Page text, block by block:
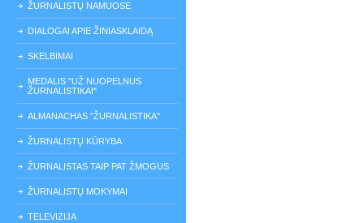
ŽURNALISTŲ NAMUOSE
DIALOGAI APIE ŽINIASKLAIDĄ
SKELBIMAI
MEDALIS "UŽ NUOPELNUS
ŽURNALISTIKAI"
ALMANACHAS "ŽURNALISTIKA"
ŽURNALISTŲ KŪRYBA
ŽURNALISTAS TAIP PAT ŽMOGUS
ŽURNALISTŲ MOKYMAI
TELEVIZIJA